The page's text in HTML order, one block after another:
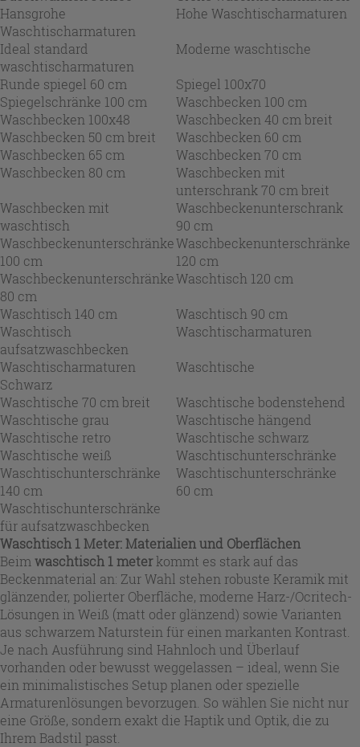
Hansgrohe
Waschtischarmaturen
Hohe Waschtischarmaturen
Ideal standard
waschtischarmaturen
Moderne waschtische
Runde spiegel 60 cm
Spiegel 100x70
Spiegelschränke 100 cm
Waschbecken 100 cm
Waschbecken 100x48
Waschbecken 40 cm breit
Waschbecken 50 cm breit
Waschbecken 60 cm
Waschbecken 65 cm
Waschbecken 70 cm
Waschbecken 80 cm
Waschbecken mit
unterschrank 70 cm breit
Waschbecken mit
waschtisch
Waschbeckenunterschrank
90 cm
Waschbeckenunterschränke
100 cm
Waschbeckenunterschränke
120 cm
Waschbeckenunterschränke
80 cm
Waschtisch 120 cm
Waschtisch 140 cm
Waschtisch 90 cm
Waschtisch
aufsatzwaschbecken
Waschtischarmaturen
Waschtischarmaturen
Schwarz
Waschtische
Waschtische 70 cm breit
Waschtische bodenstehend
Waschtische grau
Waschtische hängend
Waschtische retro
Waschtische schwarz
Waschtische weiß
Waschtischunterschränke
Waschtischunterschränke
140 cm
Waschtischunterschränke
60 cm
Waschtischunterschränke
für aufsatzwaschbecken
Waschtisch 1 Meter: Materialien und Oberflächen
Beim waschtisch 1 meterkommt es stark auf das
Beckenmaterial an: Zur Wahl stehen robuste Keramik mit
glänzender, polierter Oberfläche, moderne Harz-/Ocritech-
Lösungen in Weiß (matt oder glänzend) sowie Varianten
aus schwarzem Naturstein für einen markanten Kontrast.
Je nach Ausführung sind Hahnloch und Überlauf
vorhanden oder bewusst weggelassen – ideal, wenn Sie
ein minimalistisches Setup planen oder spezielle
Armaturenlösungen bevorzugen. So wählen Sie nicht nur
eine Größe, sondern exakt die Haptik und Optik, die zu
Ihrem Badstil passt.